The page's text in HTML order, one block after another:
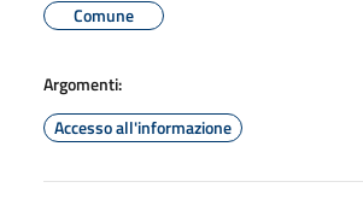
Comune
Argomenti:
Accesso all'informazione